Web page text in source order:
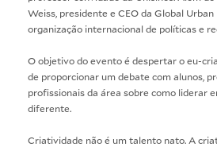
Weiss, presidente e CEO da Global
organização internacional de políticas e
O objetivo do evento é despertar o eu-
de proporcionar um debate com alunos,
profissionais da área sobre como liderar
diferente.
Criatividade não é um talento nato. A